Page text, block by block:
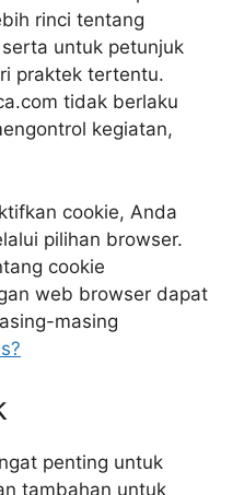
rinci tentang
untuk petunjuk
praktek tertentu.
tidak berlaku
kegiatan,
cookie, Anda
pilihan browser.
cookie
web browser dapat
masing
penting untuk
tambahan untuk